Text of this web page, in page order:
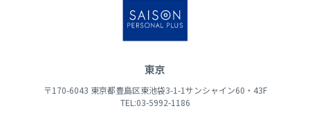
東京
〒170-6043 東京都豊島区東池袋3-1-1サンシャイン60・43F
TEL:03-5992-1186